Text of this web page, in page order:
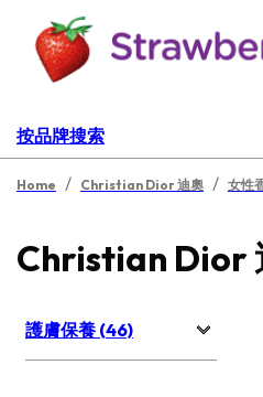
按品牌搜索
Home / Christian Dior 迪奧 / 女性
Christian Dior
護膚保養 (46)